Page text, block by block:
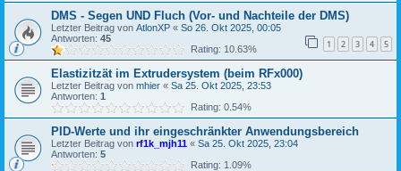
DMS - Segen UND Fluch (Vor- und Nachteile der DMS)
Letzter Beitrag von AtlonXP « So 26. Okt 2025, 00:05
Antworten: 45 1 2 3 4 5
Rating: 10.63%
Elastizitzät im Extrudersystem (beim RFx000)
Letzter Beitrag von mhier « Sa 25. Okt 2025, 23:53
Antworten: 1
Rating: 0.54%
PID-Werte und ihr eingeschränkter Anwendungsbereich
Letzter Beitrag von rf1k_mjh11 « Sa 25. Okt 2025, 23:04
Antworten: 5
Rating: 1.09%